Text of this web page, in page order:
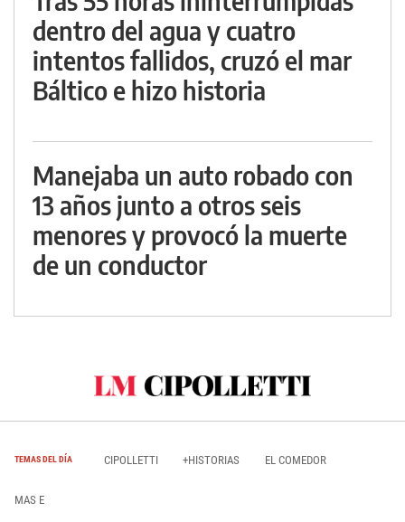
dentro del agua y cuatro
intentos fallidos, cruzó el mar
Báltico e hizo historia
Manejaba un auto robado con
13 años junto a otros seis
menores y provocó la muerte
de un conductor
TEMAS DEL DÍA CIPOLLETTI +HISTORIAS EL COMEDOR
MAS E